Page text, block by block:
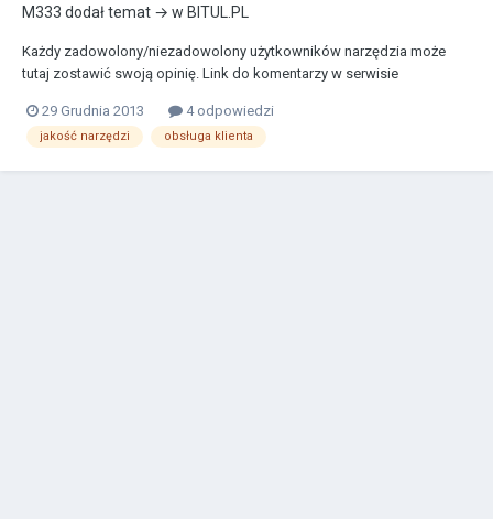
M333 dodał temat → w BITUL.PL
Każdy zadowolony/niezadowolony użytkowników narzędzia może
tutaj zostawić swoją opinię. Link do komentarzy w serwisie
opinie to wypowiedzi osób/dotychczasowych nabywców
zamieszczone w wątku z działu sprzedażowego.
29 Grudnia 2013 4 odpowiedzi
jakość narzędzi obsługa klienta